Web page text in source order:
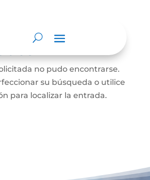
no pudo encontrarse.
su búsqueda o utilice
para localizar la entrada.